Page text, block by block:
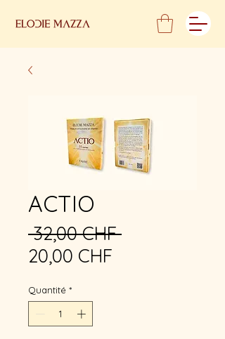
ACTIO
32,00 CHF Prix
20,00 CHF
Quantité *